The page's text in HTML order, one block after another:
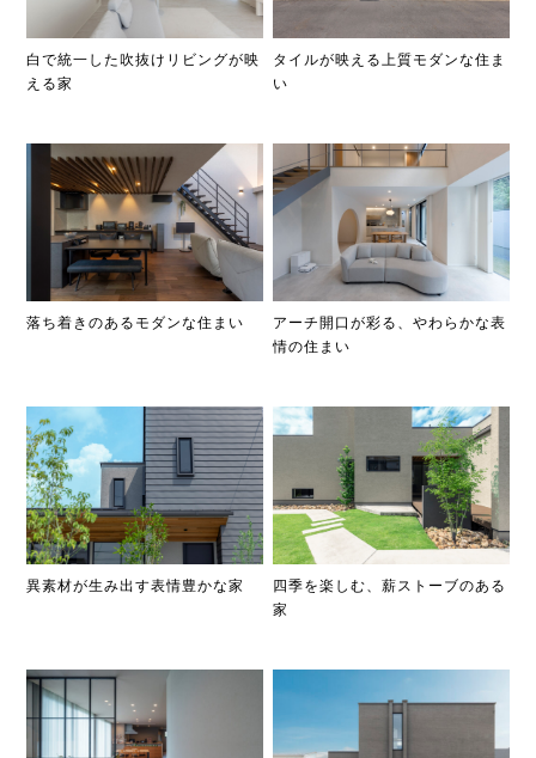
白で統一した吹抜けリビングが映
える家
タイルが映える上質モダンな住ま
い
落ち着きのあるモダンな住まい
アーチ開口が彩る、やわらかな表
情の住まい
異素材が生み出す表情豊かな家
四季を楽しむ、薪ストーブのある
家